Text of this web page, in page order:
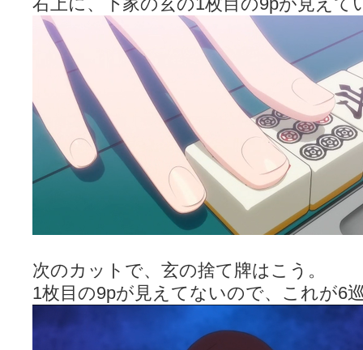
次のカットで、玄の捨て牌はこう。
1枚目の9pが見えてないので、これが6